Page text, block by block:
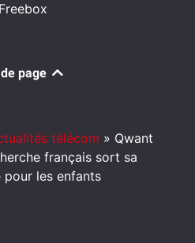
page
télécom » Qwant
français sort sa
pour les enfants